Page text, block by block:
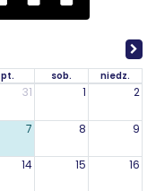
pt. sob. niedz.
31 1 2
7 8 9
14 15 16